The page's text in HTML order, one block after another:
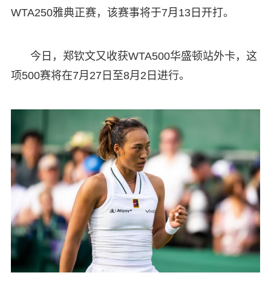
WTA250雅典正赛，该赛事将于7月13日开打。
今日，郑钦文又收获WTA500华盛顿站外卡，这
项500赛将在7月27日至8月2日进行。